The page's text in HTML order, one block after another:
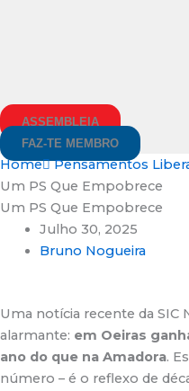
ASSEMBLEIA
FAZ-TE MEMBRO
Home
Pensamentos
Um PS Que Empobrece
Um PS Que Empobrece
Julho 30, 2025
Bruno Nogueira
Uma notícia recente da SIC
alarmante: em Oeiras
ano do que na Amadora.
número – é o reflexo de